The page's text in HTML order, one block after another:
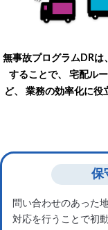
無事故プログラムDRは
することで、
ど、
保
問い合わせのあった
対応を行うことで初